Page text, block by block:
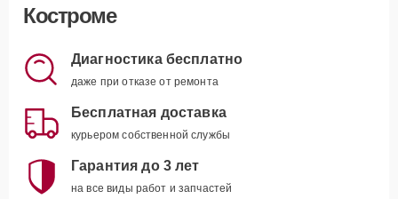
Костроме
Диагностика бесплатно
даже при отказе от ремонта
Бесплатная доставка
курьером собственной службы
Гарантия до 3 лет
на все виды работ и запчастей